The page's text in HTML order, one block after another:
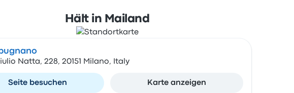
Hält in Mailand
Natta, 228, 20151 Milano, Italy
Seite besuchen Karte anzeigen